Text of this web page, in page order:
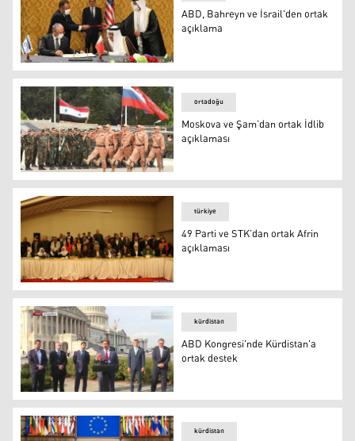
ABD, Bahreyn ve İsrail'den ortak açıklama
ABD, Bahreyn ve İsrail'den ortak
açıklama
Moskova ve Şam’dan ortak İdlib açıklaması
ortadoğu
Moskova ve Şam’dan ortak İdlib
açıklaması
49 Parti ve STK’dan ortak Afrin açıklaması
türkiye
49 Parti ve STK’dan ortak Afrin
açıklaması
ABD Kongresi'nde Kürdistan'a ortak destek
kürdistan
ABD Kongresi'nde Kürdistan'a
ortak destek
kürdistan